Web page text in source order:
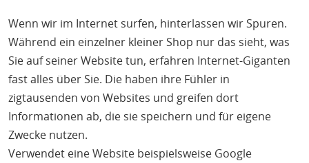
Wenn wir im Internet surfen, hinterlassen wir Spuren.
Während ein einzelner kleiner Shop nur das sieht, was
Sie auf seiner Website tun, erfahren Internet-Giganten
fast alles über Sie. Die haben ihre Fühler in
zigtausenden von Websites und greifen dort
Informationen ab, die sie speichern und für eigene
Zwecke nutzen.
Verwendet eine Website beispielsweise Google